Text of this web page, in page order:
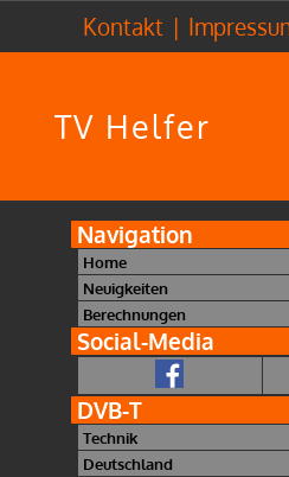
Kontakt |
TV Helfer
Navigation
Home
Neuigkeiten
Berechnungen
Social-Media
DVB-T
Technik
Deutschland